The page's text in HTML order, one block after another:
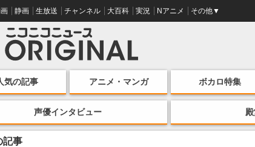
静画 生放送 チャンネル 大百科 実況 Nアニメ その他▼
気の記事 アニメ・マンガ ボカロ特集
声優インタビュー
記事